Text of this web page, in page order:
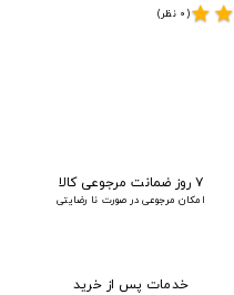
star
star(0 نظر)
۷ روز ضمانت مرجوعی کالا
امکان مرجوعی در صورت نا رضایتی
خدمات پس از خرید